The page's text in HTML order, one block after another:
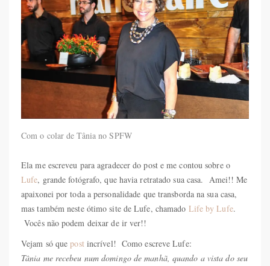
Com o colar de Tânia no SPFW
Ela me escreveu para agradecer do post e me contou sobre o
Lufe, grande fotógrafo, que havia retratado sua casa. Amei!! Me
apaixonei por toda a personalidade que transborda na sua casa,
mas também neste ótimo site de Lufe, chamado Life by Lufe.
Vocês não podem deixar de ir ver!!
Vejam só quepostincrível! Como escreve Lufe:
Tânia me recebeu num domingo de manhã, quando a vista do seu